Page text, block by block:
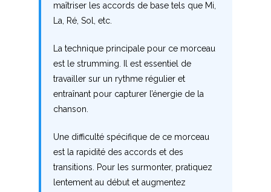
maîtriser les accords de base tels que Mi,
La, Ré, Sol, etc.
La technique principale pour ce morceau
est le strumming. Il est essentiel de
travailler sur un rythme régulier et
entraînant pour capturer l’énergie de la
chanson.
Une difficulté spécifique de ce morceau
est la rapidité des accords et des
transitions. Pour les surmonter, pratiquez
lentement au début et augmentez
I
K
L
N
O